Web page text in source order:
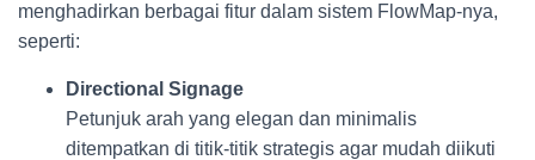
menghadirkan berbagai fitur dalam sistem FlowMap-nya,
seperti:
Directional Signage
Petunjuk arah yang elegan dan minimalis
ditempatkan di titik-titik strategis agar mudah diikuti